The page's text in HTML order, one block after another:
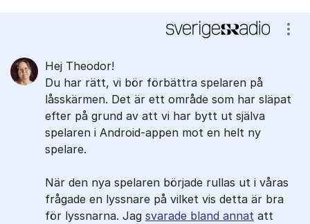
Hej Theodor!
Du har rätt, vi bör förbättra spelaren på
låsskärmen. Det är ett område som har släpat
efter på grund av att vi har bytt ut själva
spelaren i Android-appen mot en helt ny
spelare.
När den nya spelaren började rullas ut i våras
frågade en lyssnare på vilket vis detta är bra
för lyssnarna. Jag svarade bland annat att